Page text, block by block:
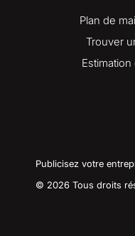
Plan de
Trouver
Publicisez votre
© 2026 Tous droits